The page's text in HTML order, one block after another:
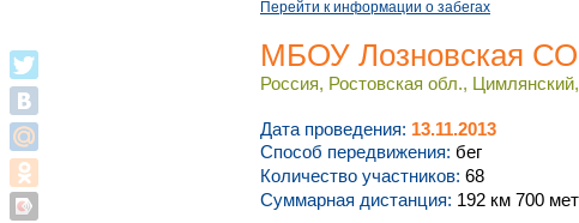
Перейти к информации о забегах
МБОУ Лозновская
Россия, Ростовская обл.,
Дата проведения: 13.11.2013
Способ передвижения: бег
Количество участников: 68
Суммарная дистанция: 192 км 700